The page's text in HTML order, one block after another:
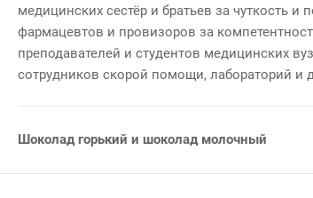
медицинских сестёр и братьев за чуткость и
фармацевтов и провизоров за
преподавателей и студентов медицинских
сотрудников скорой помощи, лабораторий и
Шоколад горький и шоколад молочный